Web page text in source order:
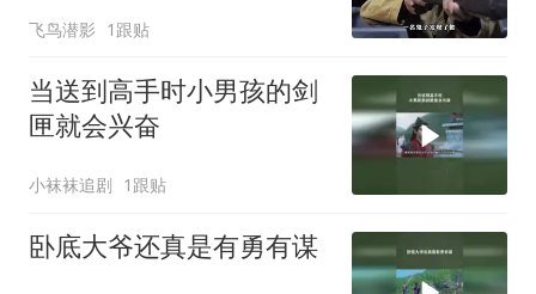
飞鸟潜影 1跟贴
当送到高手时小男孩的剑
匣就会兴奋
小袜袜追剧 1跟贴
卧底大爷还真是有勇有谋